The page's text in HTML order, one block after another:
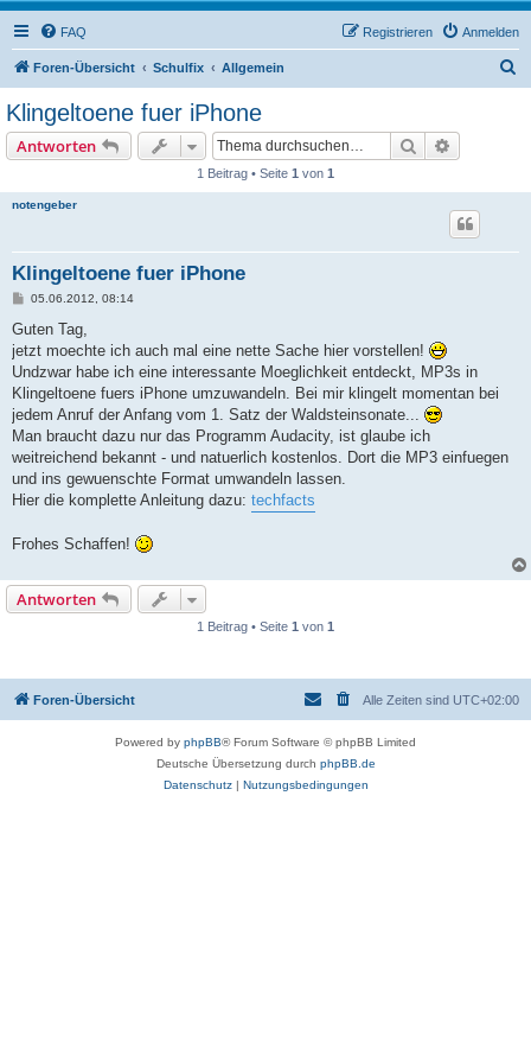
FAQ Anmelden
Registrieren
Foren-Übersicht Schulfix Allgemein
Klingeltoene fuer iPhone
Antworten Suche
1 Beitrag • Seite 1 von 1
notengeber
Klingeltoene fuer iPhone
B
i
r
a
05.06.2012, 08:14
Guten Tag,
jetzt moechte ich auch mal eine nette Sache hier vorstellen!
Undzwar habe ich eine interessante Moeglichkeit entdeckt, MP3s in
Klingeltoene fuers iPhone umzuwandeln. Bei mir klingelt momentan bei
jedem Anruf der Anfang vom 1. Satz der Waldsteinsonate...
Man braucht dazu nur das Programm Audacity, ist glaube ich
weitreichend bekannt - und natuerlich kostenlos. Dort die MP3 einfuegen
und ins gewuenschte Format umwandeln lassen.
Hier die komplette Anleitung dazu: techfacts
Frohes Schaffen!
Antworten
1 Beitrag • Seite 1 von 1
Foren-Übersicht Alle Zeiten sind UTC+02:00
Powered by phpBB® Forum Software © phpBB Limited
Deutsche Übersetzung durch phpBB.de
Datenschutz| Nutzungsbedingungen